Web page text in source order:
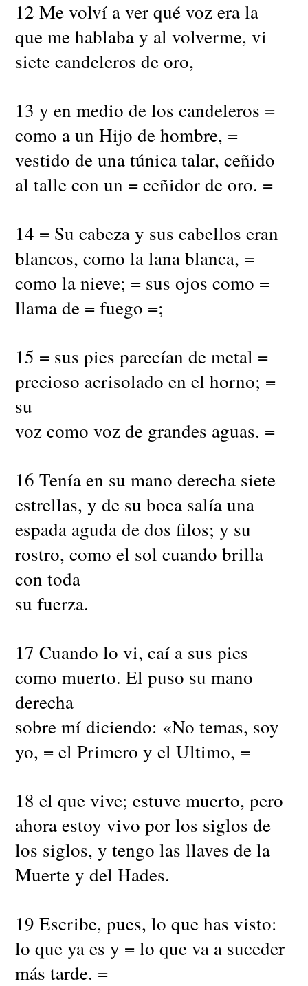
12 Me volví a ver qué voz era la
que me hablaba y al volverme, vi
siete candeleros de oro,
13 y en medio de los candeleros =
como a un Hijo de hombre, =
vestido de una túnica talar, ceñido
al talle con un = ceñidor de oro. =
14 = Su cabeza y sus cabellos eran
blancos, como la lana blanca, =
como la nieve; = sus ojos como =
llama de = fuego =;
15 = sus pies parecían de metal =
precioso acrisolado en el horno; =
su
voz como voz de grandes aguas. =
16 Tenía en su mano derecha siete
estrellas, y de su boca salía una
espada aguda de dos filos; y su
rostro, como el sol cuando brilla
con toda
su fuerza.
17 Cuando lo vi, caí a sus pies
como muerto. El puso su mano
derecha
sobre mí diciendo: «No temas, soy
yo, = el Primero y el Ultimo, =
18 el que vive; estuve muerto, pero
ahora estoy vivo por los siglos de
los siglos, y tengo las llaves de la
Muerte y del Hades.
19 Escribe, pues, lo que has visto:
lo que ya es y = lo que va a suceder
más tarde. =